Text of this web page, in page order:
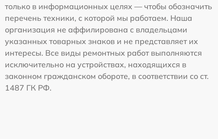
только в информационных целях — чтобы обозначить
перечень техники, с которой мы работаем. Наша
организация не аффилирована с владельцами
указанных товарных знаков и не представляет их
интересы. Все виды ремонтных работ выполняются
исключительно на устройствах, находящихся в
законном гражданском обороте, в соответствии со ст.
1487 ГК РФ.